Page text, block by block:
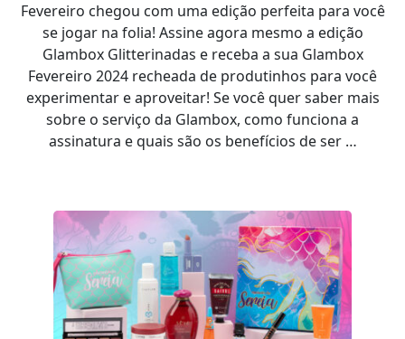
Fevereiro chegou com uma edição perfeita para você
se jogar na folia! Assine agora mesmo a edição
Glambox Glitterinadas e receba a sua Glambox
Fevereiro 2024 recheada de produtinhos para você
experimentar e aproveitar! Se você quer saber mais
sobre o serviço da Glambox, como funciona a
assinatura e quais são os benefícios de ser …